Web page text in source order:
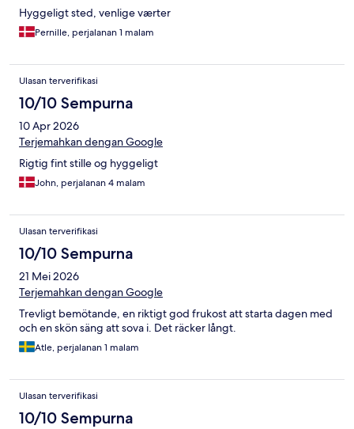
Hyggeligt sted, venlige værter
Pernille, perjalanan 1 malam
Ulasan terverifikasi
10/10 Sempurna
10 Apr 2026
Terjemahkan dengan Google
Rigtig fint stille og hyggeligt
John, perjalanan 4 malam
Ulasan terverifikasi
10/10 Sempurna
21 Mei 2026
Terjemahkan dengan Google
Trevligt bemötande, en riktigt god frukost att starta dagen med
och en skön säng att sova i. Det räcker långt.
Atle, perjalanan 1 malam
Ulasan terverifikasi
10/10 Sempurna